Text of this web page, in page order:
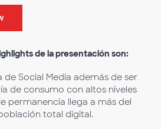
de la presentación son:
de Social Media además de ser
de consumo con altos niveles
permanencia llega a más del
total digital.